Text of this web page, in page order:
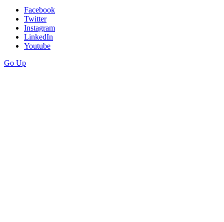
Facebook
Twitter
Instagram
LinkedIn
Youtube
Go Up